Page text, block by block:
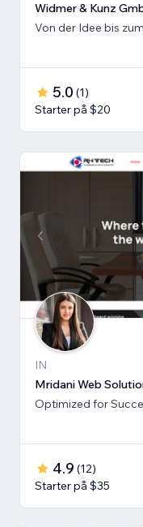
Widmer & Kunz
Von der Idee bis
5.0 (1)
Starter på $20
IN
Mridani Web
Optimized for
4.9 (12)
Starter på $35